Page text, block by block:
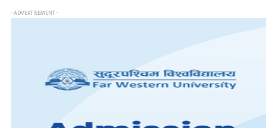
- ADVERTISEMENT -